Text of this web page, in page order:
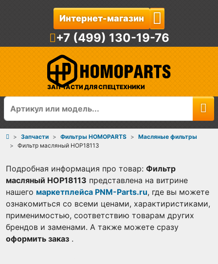
ЗАПЧАСТИ ДЛЯ СПЕЦТЕХНИКИ
Интернет-магазин
+7 (499) 130-19-76
Запчасти Фильтры HOMOPARTS
Масляные фильтры
Фильтр масляный HOP18113
Подробная информация про товар: Фильтр
масляный HOP18113 представлена на витрине
нашего маркетплейса PNM-Parts.ru, где вы можете
ознакомиться со всеми ценами, характиристиками,
применимостью, соответствию товарам других
брендов и заменами. А также можете сразу
оформить заказ .